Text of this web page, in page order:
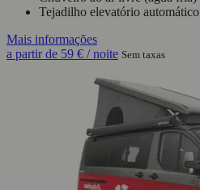
Tejadilho elevatório automático
Mais informações
a partir de 59 € / noite Sem taxas